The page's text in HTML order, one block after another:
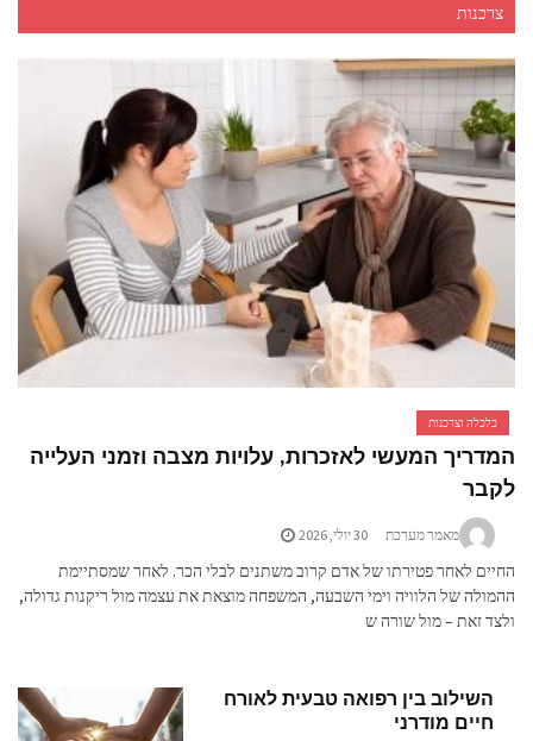
צרכנות
כלכלה וצרכנות
המדריך המעשי לאזכרות, עלויות מצבה וזמני העלייה
לקבר
מאמר מערכת 30 יולי, 2026
החיים לאחר פטירתו של אדם קרוב משתנים לבלי הכר. לאחר שמסתיימת
ההמולה של הלוויה וימי השבעה, המשפחה מוצאת את עצמה מול ריקנות גדולה,
ולצד זאת – מול שורה ש
השילוב בין רפואה טבעית לאורח
חיים מודרני